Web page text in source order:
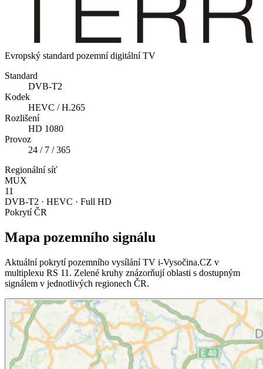
Evropský standard pozemní digitální TV
Standard
DVB-T2
Kodek
HEVC / H.265
Rozlišení
HD 1080
Provoz
24 / 7 / 365
Regionální síť
MUX
11
DVB-T2 · HEVC · Full HD
Pokrytí ČR
Mapa pozemního signálu
Aktuální pokrytí pozemního vysílání TV i-Vysočina.CZ v
multiplexu RS 11. Zelené kruhy znázorňují oblasti s dostupným
signálem v jednotlivých regionech ČR.